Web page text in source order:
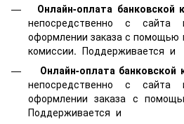
Онлайн-оплата банковской
непосредственно с сайта
оформлении заказа с помощью
комиссии. Поддерживается и
Онлайн-оплата банковской
непосредственно с сайта
оформлении заказа с
Поддерживается и